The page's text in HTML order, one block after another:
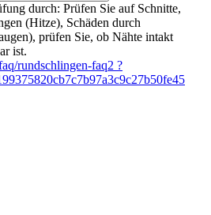
durch: Prüfen Sie auf Schnitte,
(Hitze), Schäden durch
prüfen Sie, ob Nähte intakt
ist.
rundschlingen-faq2 ?